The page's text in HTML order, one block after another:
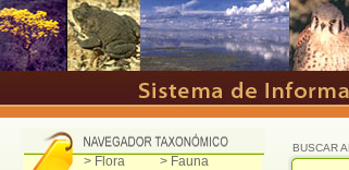
> Flora
> Fauna
BUSCAR